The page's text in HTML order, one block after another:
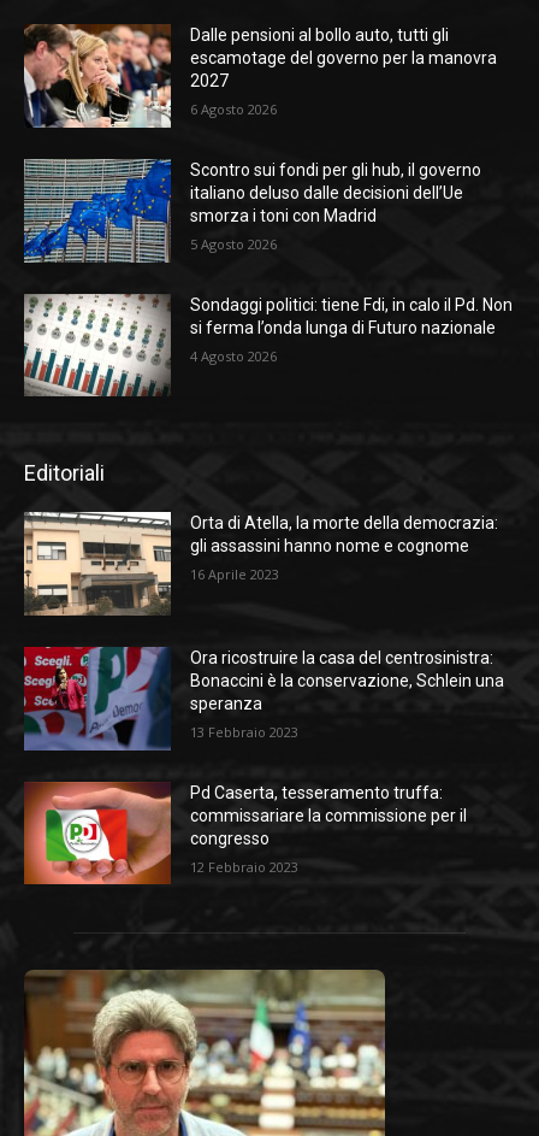
Dalle pensioni al bollo auto, tutti gli
escamotage del governo per la manovra
2027
6 Agosto 2026
Scontro sui fondi per gli hub, il governo
italiano deluso dalle decisioni dell’Ue
smorza i toni con Madrid
5 Agosto 2026
Sondaggi politici: tiene Fdi, in calo il Pd. Non
si ferma l’onda lunga di Futuro nazionale
4 Agosto 2026
Editoriali
Orta di Atella, la morte della democrazia:
gli assassini hanno nome e cognome
16 Aprile 2023
Ora ricostruire la casa del centrosinistra:
Bonaccini è la conservazione, Schlein una
speranza
13 Febbraio 2023
Pd Caserta, tesseramento truffa:
commissariare la commissione per il
congresso
12 Febbraio 2023